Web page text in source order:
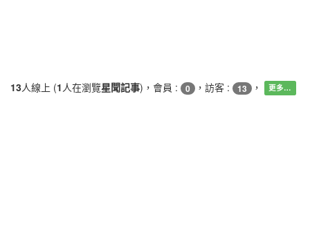
13人線上 (1 人在瀏覽星聞記事)，會員 : 0 ，訪客 : 13 ， 更多…